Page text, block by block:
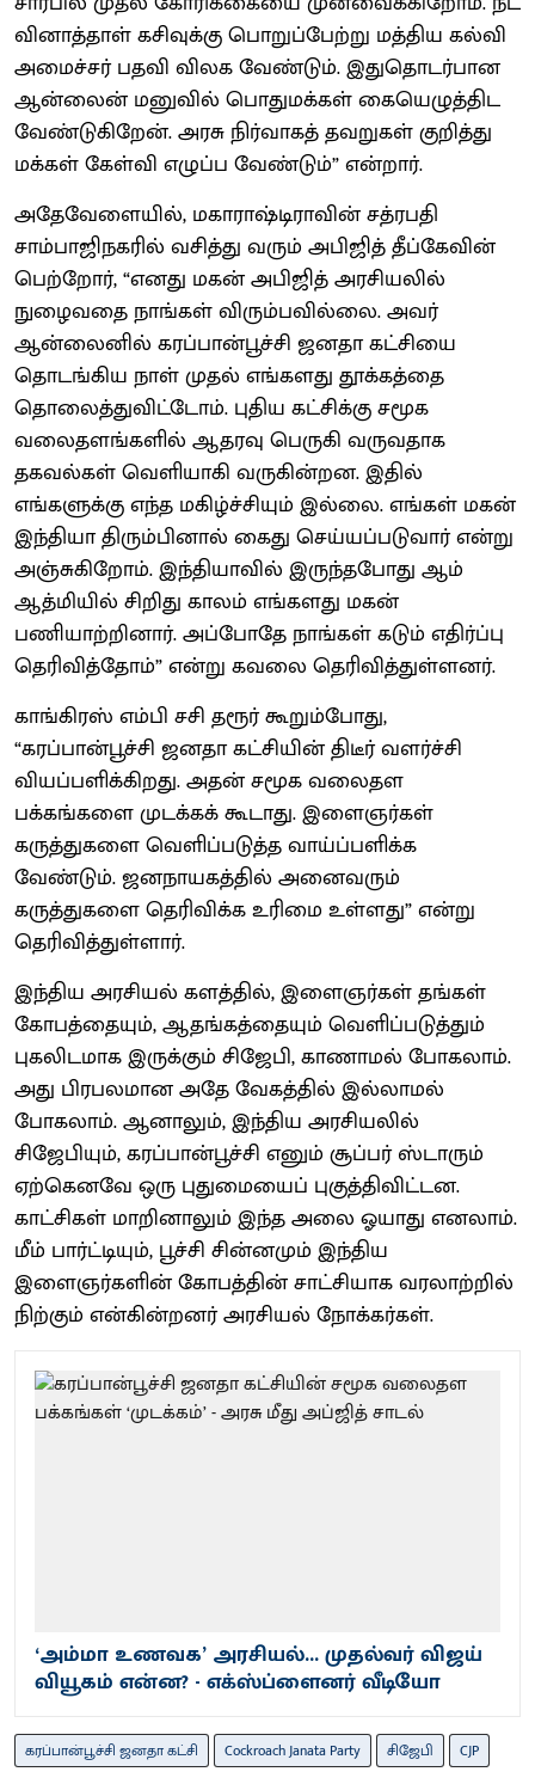
வினாத்தாள் கசிவுக்கு பொறுப்பேற்று மத்திய கல்வி
அமைச்சர் பதவி விலக வேண்டும். இதுதொடர்பான
ஆன்லைன் மனுவில் பொதுமக்கள் கையெழுத்திட
வேண்டுகிறேன். அரசு நிர்வாகத் தவறுகள் குறித்து
மக்கள் கேள்வி எழுப்ப வேண்டும்” என்றார்.
அதேவேளையில், மகாராஷ்டிராவின் சத்ரபதி
சாம்பாஜிநகரில் வசித்து வரும் அபிஜித் தீப்கேவின்
பெற்றோர், “எனது மகன் அபிஜித் அரசியலில்
நுழைவதை நாங்கள் விரும்பவில்லை. அவர்
ஆன்லைனில் கரப்பான்பூச்சி ஜனதா கட்சியை
தொடங்கிய நாள் முதல் எங்களது தூக்கத்தை
தொலைத்துவிட்டோம். புதிய கட்சிக்கு சமூக
வலைதளங்களில் ஆதரவு பெருகி வருவதாக
தகவல்கள் வெளியாகி வருகின்றன. இதில்
எங்களுக்கு எந்த மகிழ்ச்சியும் இல்லை. எங்கள் மகன்
இந்தியா திரும்பினால் கைது செய்யப்படுவார் என்று
அஞ்சுகிறோம். இந்தியாவில் இருந்தபோது ஆம்
ஆத்மியில் சிறிது காலம் எங்களது மகன்
பணியாற்றினார். அப்போதே நாங்கள் கடும் எதிர்ப்பு
தெரிவித்தோம்” என்று கவலை தெரிவித்துள்ளனர்.
காங்கிரஸ் எம்பி சசி தரூர் கூறும்போது,
“கரப்பான்பூச்சி ஜனதா கட்சியின் திடீர் வளர்ச்சி
வியப்பளிக்கிறது. அதன் சமூக வலைதள
பக்கங்களை முடக்கக் கூடாது. இளைஞர்கள்
கருத்துகளை வெளிப்படுத்த வாய்ப்பளிக்க
வேண்டும். ஜனநாயகத்தில் அனைவரும்
கருத்துகளை தெரிவிக்க உரிமை உள்ளது” என்று
தெரிவித்துள்ளார்.
இந்திய அரசியல் களத்தில், இளைஞர்கள் தங்கள்
கோபத்தையும், ஆதங்கத்தையும் வெளிப்படுத்தும்
புகலிடமாக இருக்கும் சிஜேபி, காணாமல் போகலாம்.
அது பிரபலமான அதே வேகத்தில் இல்லாமல்
போகலாம். ஆனாலும், இந்திய அரசியலில்
சிஜேபியும், கரப்பான்பூச்சி எனும் சூப்பர் ஸ்டாரும்
ஏற்கெனவே ஒரு புதுமையைப் புகுத்திவிட்டன.
காட்சிகள் மாறினாலும் இந்த அலை ஓயாது எனலாம்.
மீம் பார்ட்டியும், பூச்சி சின்னமும் இந்திய
இளைஞர்களின் கோபத்தின் சாட்சியாக வரலாற்றில்
நிற்கும் என்கின்றனர் அரசியல் நோக்கர்கள்.
‘அம்மா உணவக’ அரசியல்... முதல்வர் விஜய்
வியூகம் என்ன? - எக்ஸ்ப்ளைனர் வீடியோ
கரப்பான்பூச்சி ஜனதா கட்சி Cockroach Janata Party சிஜேபி CJP